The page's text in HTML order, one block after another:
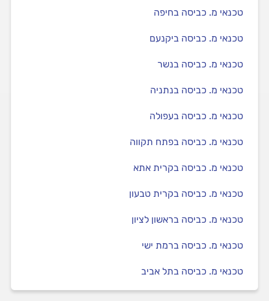
טכנאי מ. כביסה בחיפה
טכנאי מ. כביסה ביקנעם
טכנאי מ. כביסה בנשר
טכנאי מ. כביסה בנתניה
טכנאי מ. כביסה בעפולה
טכנאי מ. כביסה בפתח תקווה
טכנאי מ. כביסה בקרית אתא
טכנאי מ. כביסה בקרית טבעון
טכנאי מ. כביסה בראשון לציון
טכנאי מ. כביסה ברמת ישי
טכנאי מ. כביסה בתל אביב